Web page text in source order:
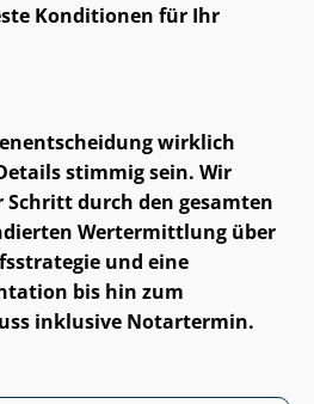
Konditionen für Ihr
wirklich
stimmig sein. Wir
durch den gesamten
Wertermittlung über
und eine
bis hin zum
inklusive Notartermin.